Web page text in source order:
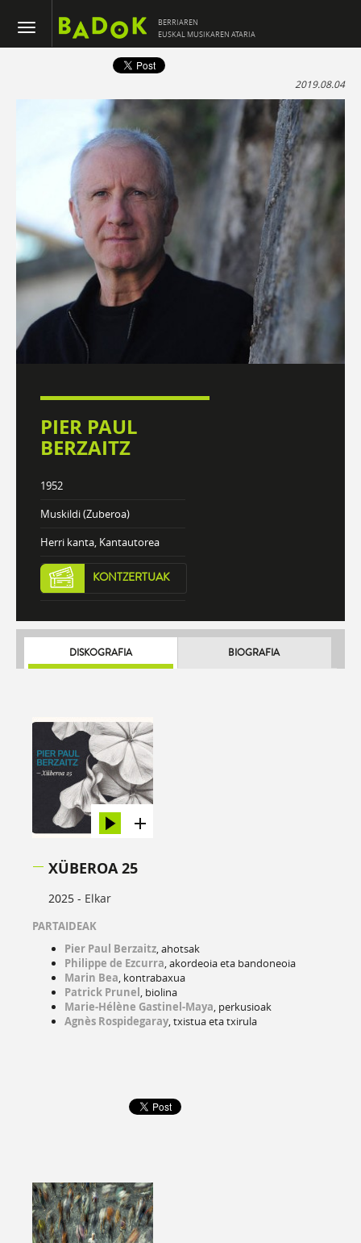
BERRIAREN
EUSKAL MUSIKAREN ATARIA
2019.08.04
PIER PAUL
BERZAITZ
1952
Muskildi (Zuberoa)
Herri kanta, Kantautorea
KONTZERTUAK
DISKOGRAFIA BIOGRAFIA
XÜBEROA 25
2025 - Elkar
PARTAIDEAK
Pier Paul Berzaitz, ahotsak
Philippe de Ezcurra, akordeoia eta bandoneoia
Marin Bea, kontrabaxua
Patrick Prunel , biolina
Marie-Hélène Gastinel-Maya, perkusioak
Agnès Rospidegaray, txistua eta txirula